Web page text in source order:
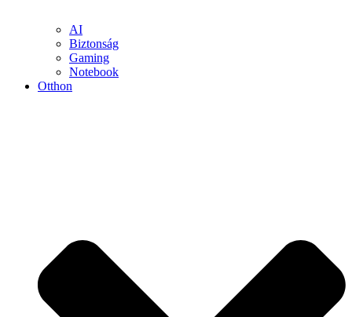
AI
Biztonság
Gaming
Notebook
Otthon